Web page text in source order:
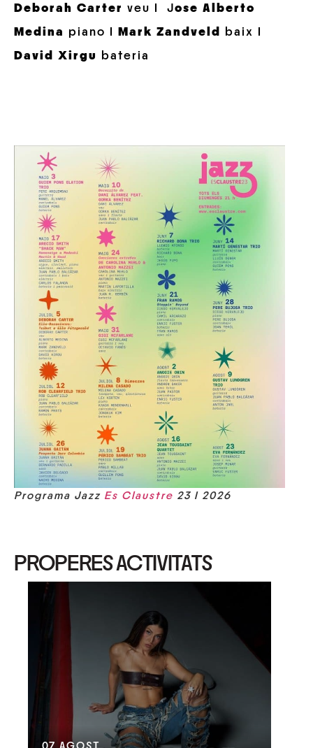
Deborah Carter veu I Jose Alberto
Medina piano I Mark Zandveld
baix I
David Xirgu
bateria
Programa Jazz Es Claustre 23 I 2026
PROPERES ACTIVITATS